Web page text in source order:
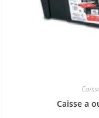
Caisse a